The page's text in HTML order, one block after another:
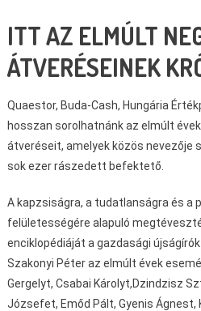
ITT AZ ELMÚLT
ÁTVERÉSEINEK
Quaestor, Buda-Cash, Hungária
hosszan sorolhatnánk az elmúlt
átveréseit, amelyek közös nevezője
sok ezer rászedett befektető.
A kapzsiságra, a tudatlanságra és a
felületességére alapuló
enciklopédiáját a gazdasági
Szakonyi Péter az elmúlt évek
Gergelyt, Csabai Károlyt,Dzindzisz
Józsefet, Emőd Pált, Gyenis Ágnest,